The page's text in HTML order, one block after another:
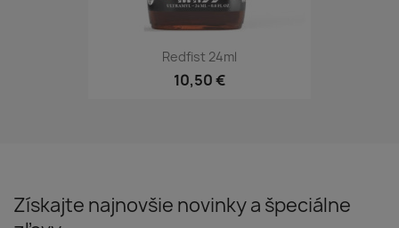
Redfist 24ml
10,50 €
Získajte najnovšie novinky a špeciálne